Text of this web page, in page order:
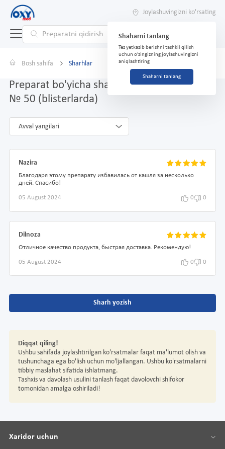
Joylashuvingizni ko'rsating
Shaharni tanlang
Tez yetkazib berishni tashkil qilish
uchun o'zingizning joylashuvingizni
aniqlashtiring
Shaharni tanlang
Bosh sahifa Sharhlar
Preparat bo'yicha sharhlar Bromeksin 0.008
№ 50 (blisterlarda)
Avval yangilari
Nazira
Благодаря этому препарату избавилась от кашля за несколько
дней. Спасибо!
05 August 2024 0 0
Dilnoza
Отличное качество продукта, быстрая доставка. Рекомендую!
05 August 2024 0 0
Sharh yozish
Diqqat qiling!
Ushbu sahifada joylashtirilgan ko'rsatmalar faqat ma'lumot olish va
tushunchaga ega bo'lish uchun mo'ljallangan. Ushbu ko'rsatmalarni
tibbiy maslahat sifatida ishlatmang.
Tashxis va davolash usulini tanlash faqat davolovchi shifokor
tomonidan amalga oshiriladi!
Xaridor uchun